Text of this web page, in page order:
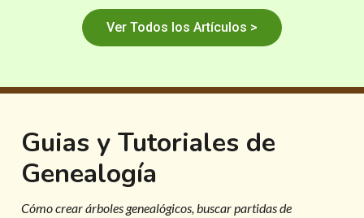
Ver Todos los Artículos >
Guias y Tutoriales de
Genealogía
Cómo crear árboles genealógicos, buscar partidas de